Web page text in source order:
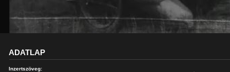
ADATLAP
Inzertszöveg: